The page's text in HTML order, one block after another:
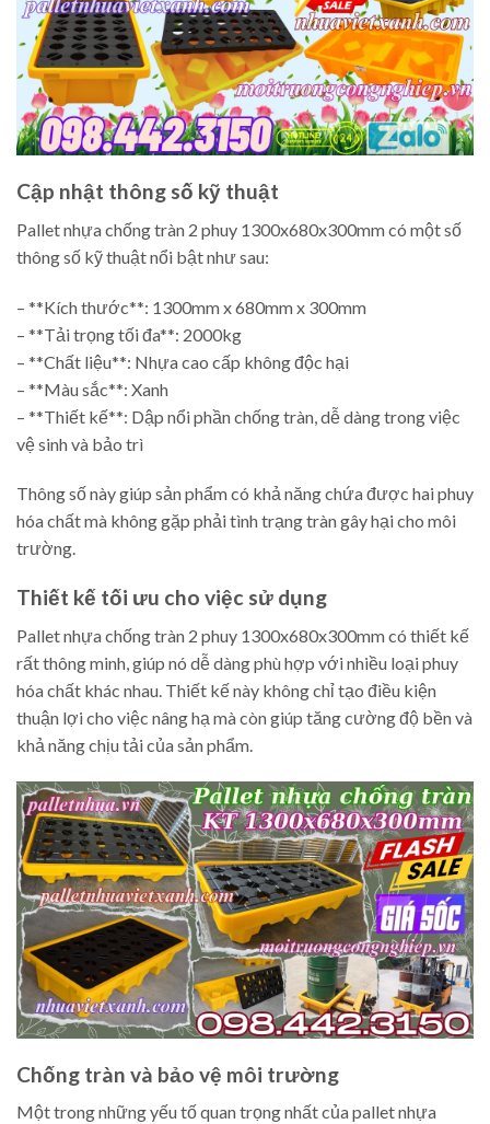
Cập nhật thông số kỹ thuật
Pallet nhựa chống tràn 2 phuy 1300x680x300mm có một số
thông số kỹ thuật nổi bật như sau:
– **Kích thước**: 1300mm x 680mm x 300mm
– **Tải trọng tối đa**: 2000kg
– **Chất liệu**: Nhựa cao cấp không độc hại
– **Màu sắc**: Xanh
– **Thiết kế**: Dập nổi phần chống tràn, dễ dàng trong việc
vệ sinh và bảo trì
Thông số này giúp sản phẩm có khả năng chứa được hai phuy
hóa chất mà không gặp phải tình trạng tràn gây hại cho môi
trường.
Thiết kế tối ưu cho việc sử dụng
Pallet nhựa chống tràn 2 phuy 1300x680x300mm có thiết kế
rất thông minh, giúp nó dễ dàng phù hợp với nhiều loại phuy
hóa chất khác nhau. Thiết kế này không chỉ tạo điều kiện
thuận lợi cho việc nâng hạ mà còn giúp tăng cường độ bền và
khả năng chịu tải của sản phẩm.
Chống tràn và bảo vệ môi trường
Một trong những yếu tố quan trọng nhất của pallet nhựa